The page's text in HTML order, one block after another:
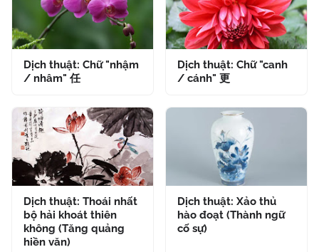
Dịch thuật: Chữ "nhậm
/ nhâm" 任
Dịch thuật: Chữ "canh
/ cánh" 更
Dịch thuật: Thoái nhất
bộ hải khoát thiên
không (Tăng quảng
hiền văn)
Dịch thuật: Xảo thủ
hào đoạt (Thành ngữ
cố sự)